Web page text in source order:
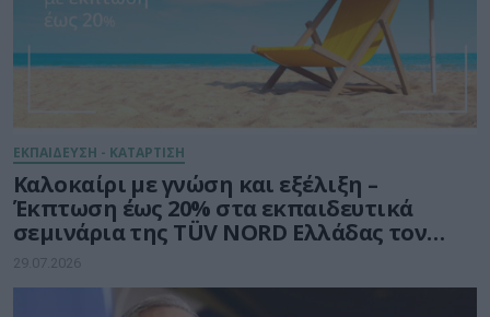
ΕΚΠΑΙΔΕΥΣΗ - ΚΑΤΑΡΤΙΣΗ
Καλοκαίρι με γνώση και εξέλιξη –
Έκπτωση έως 20% στα εκπαιδευτικά
σεμινάρια της TÜV NORD Ελλάδας τον
Αύγουστο
29.07.2026